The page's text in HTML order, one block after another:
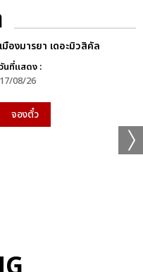
เมืองมารยา เดอะมิวสิคัล
วันที่แสดง :
17/08/26
จองตั๋ว